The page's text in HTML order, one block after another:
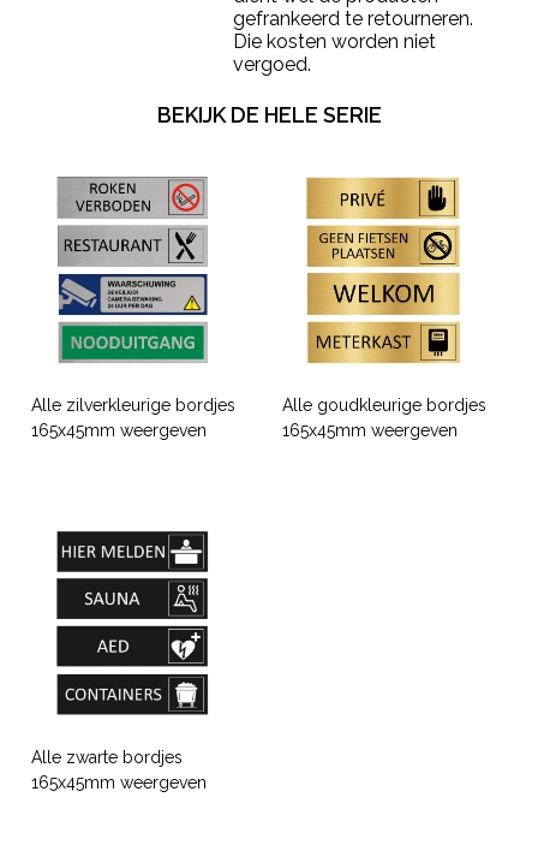
gefrankeerd te retourneren.
Die kosten worden niet
vergoed.
BEKIJK DE HELE SERIE
Alle zilverkleurige bordjes
165x45mm weergeven
Alle goudkleurige bordjes
165x45mm weergeven
Alle zwarte bordjes
165x45mm weergeven